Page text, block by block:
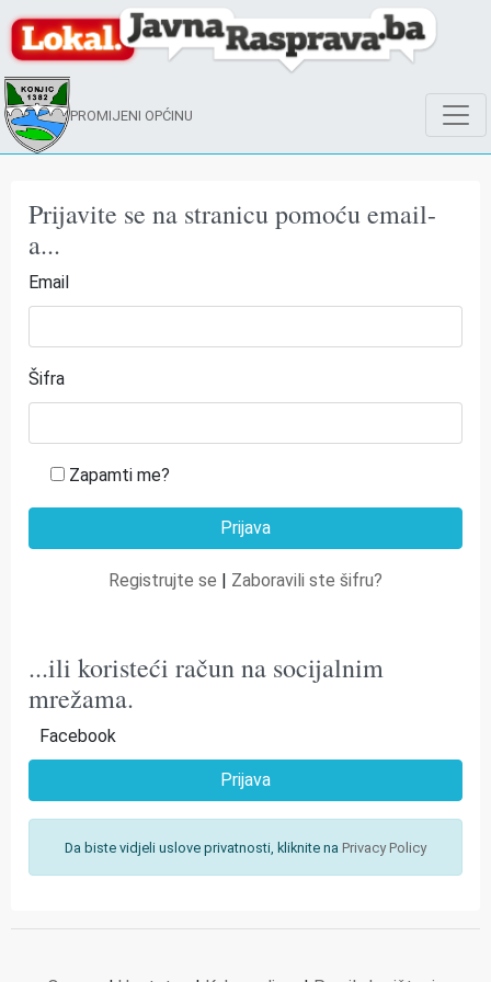
PROMIJENI OPĆINU
Prijavite se na stranicu pomoću email-
a...
Email
Šifra
Zapamti me?
Registrujte se | Zaboravili ste šifru?
...ili koristeći račun na socijalnim
mrežama.
Facebook
Prijava
Da biste vidjeli uslove privatnosti, kliknite na Privacy Policy